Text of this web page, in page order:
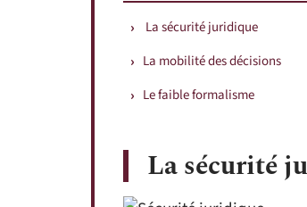
La sécurité juridique
La mobilité des décisions
Le faible formalisme
La sécurité